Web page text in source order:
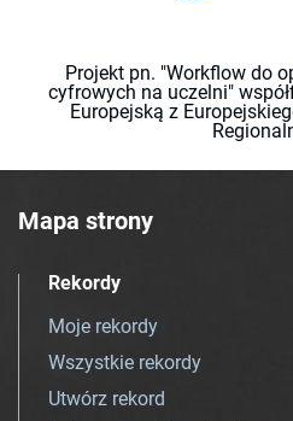
Projekt pn. "Workflow do
cyfrowych na uczelni"
Europejską z
Mapa strony
Rekordy
Moje rekordy
Wszystkie rekordy
Utwórz rekord